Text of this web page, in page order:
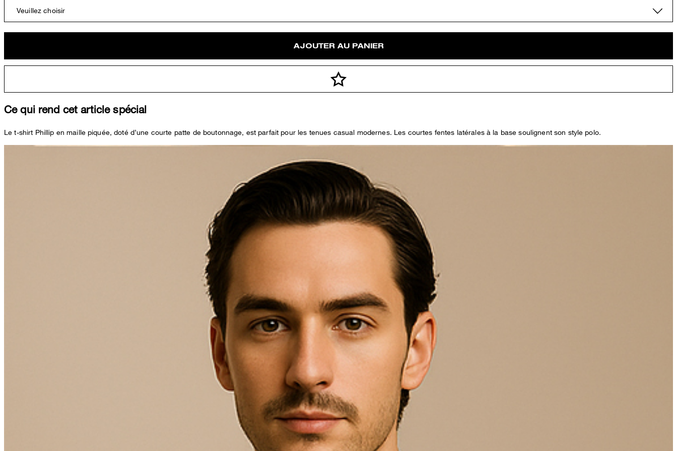
Veuillez choisir
AJOUTER AU PANIER
Ce qui rend cet article spécial
Le t-shirt Phillip en maille piquée, doté d’une courte patte de boutonnage, est parfait pour les tenues casual modernes. Les courtes fentes latérales à la base soulignent son style polo.